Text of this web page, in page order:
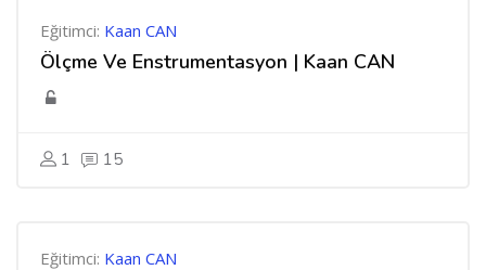
Eğitimci: Kaan CAN
Ölçme Ve Enstrumentasyon | Kaan CAN
1 15
Eğitimci: Kaan CAN